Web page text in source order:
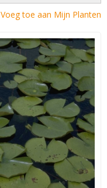
Voeg toe aan Mijn Planten